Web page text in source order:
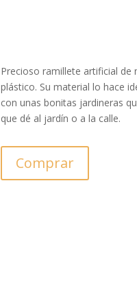
Precioso ramillete artificial de
plástico. Su material lo hace
con unas bonitas jardineras
que dé al jardín o a la calle.
Comprar